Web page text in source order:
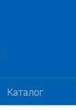
Каталог